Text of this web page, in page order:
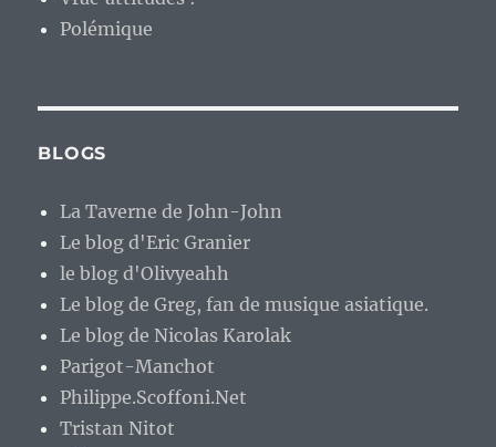
Polémique
BLOGS
La Taverne de John-John
Le blog d'Eric Granier
le blog d'Olivyeahh
Le blog de Greg, fan de musique asiatique.
Le blog de Nicolas Karolak
Parigot-Manchot
Philippe.Scoffoni.Net
Tristan Nitot